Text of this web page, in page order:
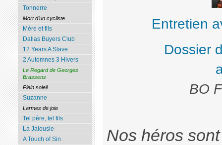
Entretien
Dossier
BO
Nos héros
Tonnerre
Mort d’un cycliste
Mère et fils
Dallas Buyers Club
12 Years A Slave
2 Automnes 3 Hivers
Le Regard de Georges
Brassens
Plein soleil
Suzanne
Larmes de joie
Tel père, tel fils
La Jalousie
A Touch of Sin